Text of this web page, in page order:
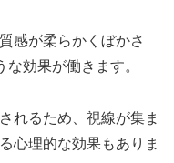
感が柔らかくぼかさ
な効果が働きます。
れるため、視線が集ま
心理的な効果もありま